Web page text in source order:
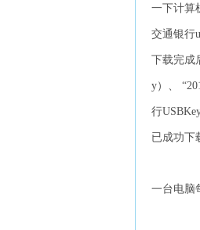
一下计算
交通银行
下载完成
y）、
行
已成功下
一台电脑